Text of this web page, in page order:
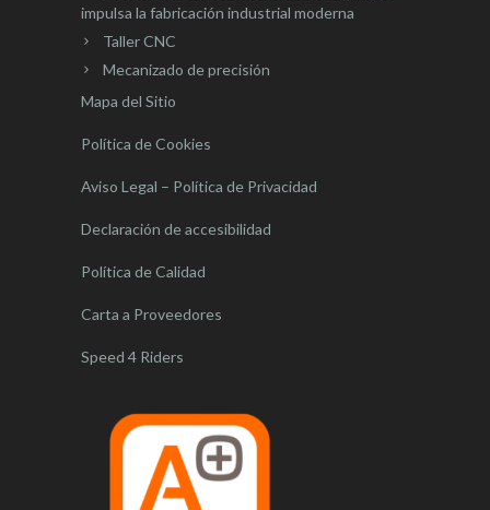
impulsa la fabricación industrial moderna
Taller CNC
Mecanizado de precisión
Mapa del Sitio
Política de Cookies
Aviso Legal – Política de Privacidad
Declaración de accesibilidad
Política de Calidad
Carta a Proveedores
Speed 4 Riders